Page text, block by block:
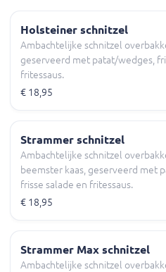
Holsteiner schnitzel
Ambachtelijke schnitzel
geserveerd met patat/wedges,
fritessaus.
€ 18,95
Strammer schnitzel
Ambachtelijke schnitzel
beemster kaas, geserveerd met
frisse salade en fritessaus.
€ 18,95
Strammer Max schnitzel
Ambachtelijke schnitzel